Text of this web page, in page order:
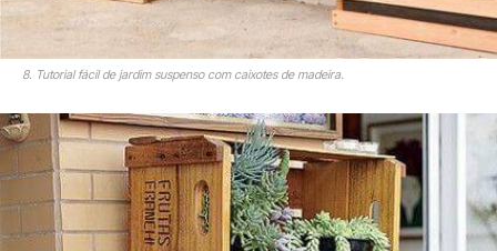
8. Tutorial fácil de jardim suspenso com caixotes de madeira.